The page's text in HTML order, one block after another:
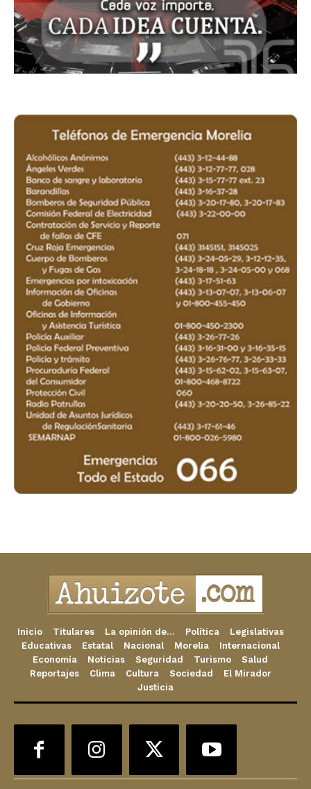
Inicio Titulares La opinión de… Política
Legislativas
Educativas
Estatal Nacional Morelia
Internacional
Economía
Noticias Seguridad Turismo
Salud
Reportajes
Clima Cultura Sociedad
El Mirador
Justicia